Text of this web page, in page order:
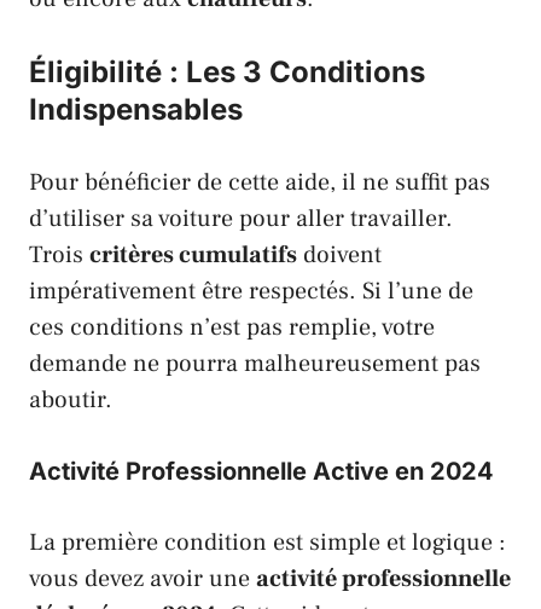
Éligibilité : Les 3 Conditions
Indispensables
Pour bénéficier de cette aide, il ne suffit pas
d’utiliser sa voiture pour aller travailler.
Trois critères cumulatifs doivent
impérativement être respectés. Si l’une de
ces conditions n’est pas remplie, votre
demande ne pourra malheureusement pas
aboutir.
Activité Professionnelle Active en 2024
La première condition est simple et logique :
vous devez avoir uneactivité professionnelle